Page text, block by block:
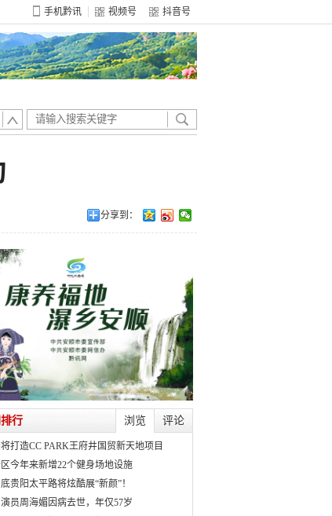
手机黔讯 视频号 抖音号
分享到：
浏览 评论
行
打造CC PARK王府井国贸新天地项目
区今年来新增22个健身场地设施
贵阳太平路将炫酷展“新颜”！
员周海媚因病去世，年仅57岁